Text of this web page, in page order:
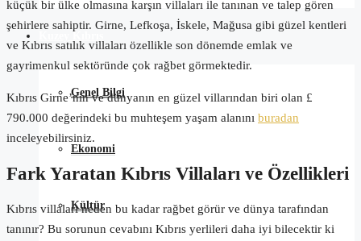
Genel Bilgi
Ekonomi
Kültür
küçük bir ülke olmasına karşın villaları ile tanınan ve talep gören
şehirlere sahiptir. Girne, Lefkoşa, İskele, Mağusa gibi güzel kentleri
ve Kıbrıs satılık villaları özellikle son dönemde emlak ve
gayrimenkul sektöründe çok rağbet görmektedir.
Kıbrıs Girne’nin ve dünyanın en güzel villarından biri olan £
790.000 değerindeki bu muhteşem yaşam alanını buradan
inceleyebilirsiniz.
Fark Yaratan Kıbrıs Villaları ve Özellikleri
Kıbrıs villaları neden bu kadar rağbet görür ve dünya tarafından
tanınır? Bu sorunun cevabını Kıbrıs yerlileri daha iyi bilecektir ki